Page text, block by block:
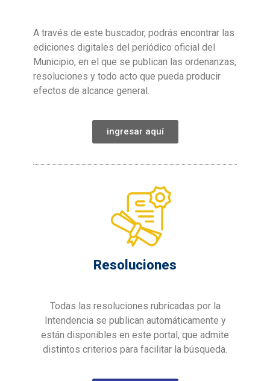
A través de este buscador, podrás encontrar las
ediciones digitales del periódico oficial del
Municipio, en el que se publican las ordenanzas,
resoluciones y todo acto que pueda producir
efectos de alcance general.
ingresar aquí
Resoluciones
Todas las resoluciones rubricadas por la
Intendencia se publican automáticamente y
están disponibles en este portal, que admite
distintos criterios para facilitar la búsqueda.